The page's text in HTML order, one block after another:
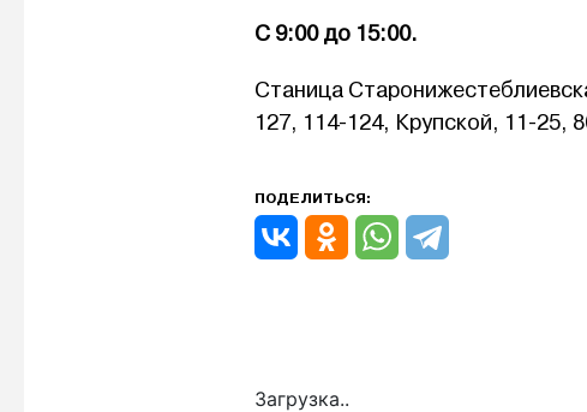
С 9:00 до 15:00.
Станица
127, 114-124, Крупской, 11-25,
ПОДЕЛИТЬСЯ:
Загрузка..